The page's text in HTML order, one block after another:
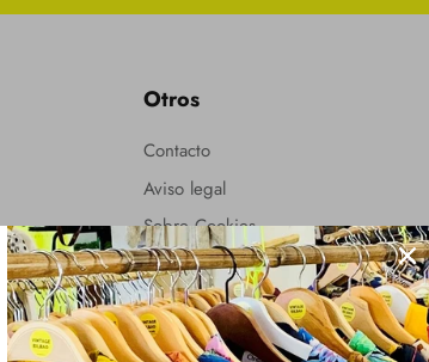
Otros
Contacto
Aviso legal
Sobre Cookies
Políticas de privacidad
Cambios y devoluciones
Envíos